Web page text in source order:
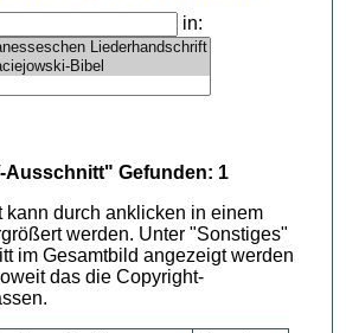
in:
Ausschnitt" Gefunden: 1
kann durch anklicken in einem
werden. Unter "Sonstiges"
im Gesamtbild angezeigt werden
das die Copyright-